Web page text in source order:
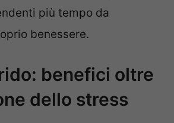
più tempo da
benessere.
benefici oltre
dello stress